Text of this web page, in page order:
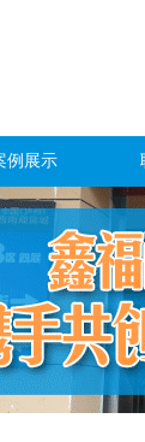
例展示
例展示
境展示